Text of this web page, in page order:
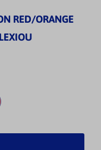
RED/ORANGE